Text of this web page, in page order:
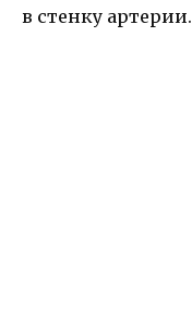
в стенку артерии.